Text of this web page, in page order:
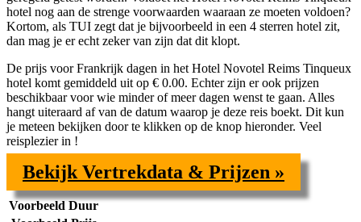
hotel nog aan de strenge voorwaarden waaraan ze moeten voldoen?
Kortom, als TUI zegt dat je bijvoorbeeld in een 4 sterren hotel zit,
dan mag je er echt zeker van zijn dat dit klopt.
De prijs voorFrankrijk dagen in het Hotel Novotel Reims Tinqueux
hotel komt gemiddeld uit op € 0.00. Echter zijn er ook prijzen
beschikbaar voor wie minder of meer dagen wenst te gaan. Alles
hangt uiteraard af van de datum waarop je deze reis boekt. Dit kun
je meteen bekijken door te klikken op de knop hieronder. Veel
reisplezier in !
Bekijk Vertrekdata & Prijzen »
Voorbeeld Duur